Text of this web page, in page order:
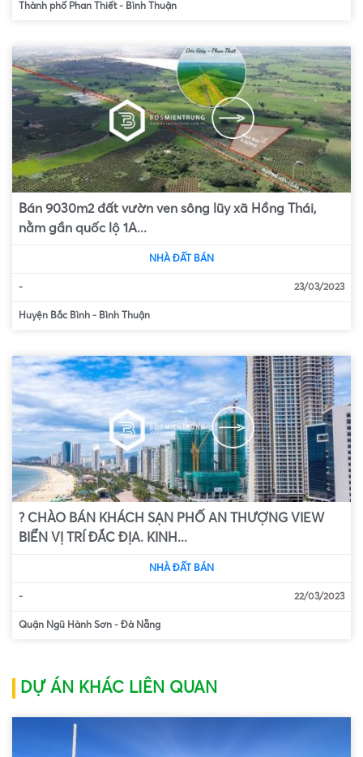
Thành phố Phan Thiết - Bình Thuận
Bán 9030m2 đất vườn ven sông lũy xã Hồng Thái,
nằm gần quốc lộ 1A...
NHÀ ĐẤT BÁN
- 23/03/2023
Huyện Bắc Bình - Bình Thuận
? CHÀO BÁN KHÁCH SẠN PHỐ AN THƯỢNG VIEW
BIỂN VỊ TRÍ ĐẮC ĐỊA. KINH...
NHÀ ĐẤT BÁN
- 22/03/2023
Quận Ngũ Hành Sơn - Đà Nẵng
DỰ ÁN KHÁC LIÊN QUAN